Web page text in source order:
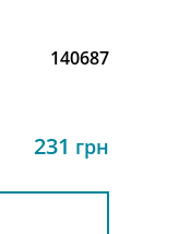
140687
231 грн